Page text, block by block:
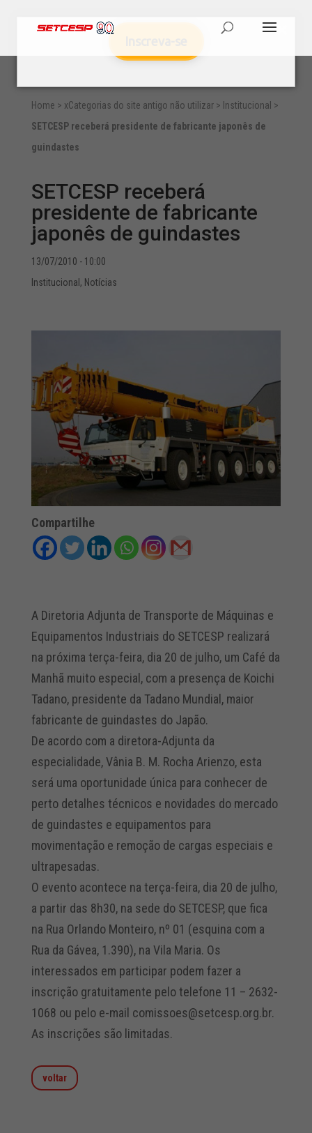
Home > xCategorias do site antigo não utilizar> Institucional >
SETCESP receberá presidente de fabricante japonês de
guindastes
SETCESP receberá
presidente de fabricante
japonês de guindastes
13/07/2010 - 10:00
Institucional , Notícias
Compartilhe
A Diretoria Adjunta de Transporte de Máquinas e
Equipamentos Industriais do SETCESP realizará
na próxima terça-feira, dia 20 de julho, um Café da
Manhã muito especial, com a presença de Koichi
Tadano, presidente da Tadano Mundial, maior
fabricante de guindastes do Japão.
De acordo com a diretora-Adjunta da
especialidade, Vânia B. M. Rocha Arienzo, esta
será uma oportunidade única para conhecer de
perto detalhes técnicos e novidades do mercado
de guindastes e equipamentos para
movimentação e remoção de cargas especiais e
ultrapesadas.
O evento acontece na terça-feira, dia 20 de julho,
a partir das 8h30, na sede do SETCESP, que fica
na Rua Orlando Monteiro, nº 01 (esquina com a
Rua da Gávea, 1.390), na Vila Maria. Os
interessados em participar podem fazer a
inscrição gratuitamente pelo telefone 11 – 2632-
1068 ou pelo e-mail comissoes@setcesp.org.br.
As inscrições são limitadas.
voltar